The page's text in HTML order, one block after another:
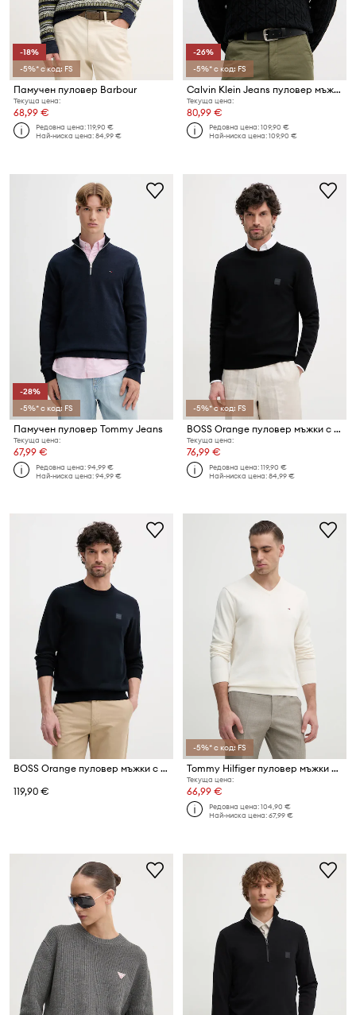
-18%
-5%* с код: FS
Памучен пуловер Barbour
Текуща цена:
68,99 €
Редовна цена:119,90 €
Най-ниска цена:84,99 €
-26%
-5%* с код: FS
Calvin Klein Jeans пуловер мъжки от памук
Текуща цена:
80,99 €
Редовна цена:109,90 €
Най-ниска цена:109,90 €
-28%
-5%* с код: FS
Памучен пуловер Tommy Jeans
Текуща цена:
67,99 €
Редовна цена:94,99 €
Най-ниска цена:94,99 €
-5%* с код: FS
BOSS Orange пуловер мъжки с памук Kanovano_S
Текуща цена:
76,99 €
Редовна цена:119,90 €
Най-ниска цена:84,99 €
BOSS Orange пуловер мъжки с памук Kanovano_S
119,90 €
-5%* с код: FS
Tommy Hilfiger пуловер мъжки от памук
Текуща цена:
66,99 €
Редовна цена:104,90 €
Най-ниска цена:67,99 €